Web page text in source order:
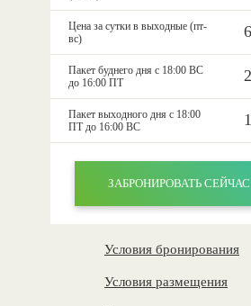
Цена за сутки в выходные (пт-
вс)
Пакет буднего дня с 18:00 ВС
до 16:00 ПТ
Пакет выходного дня с 18:00
ПТ до 16:00 ВС
ЗАБРОНИРОВАТЬ СЕЙЧАС
Условия бронирования
Условия размещения